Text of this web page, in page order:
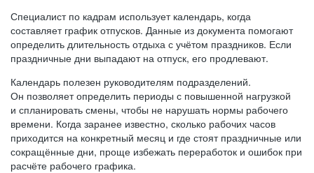
Специалист по кадрам использует календарь, когда
составляет график отпусков. Данные из документа помогают
определить длительность отдыха с учётом праздников. Если
праздничные дни выпадают на отпуск, его продлевают.
Календарь полезен руководителям подразделений.
Он позволяет определить периоды с повышенной нагрузкой
и спланировать смены, чтобы не нарушать нормы рабочего
времени. Когда заранее известно, сколько рабочих часов
приходится на конкретный месяц и где стоят праздничные или
сокращённые дни, проще избежать переработок и ошибок при
расчёте рабочего графика.